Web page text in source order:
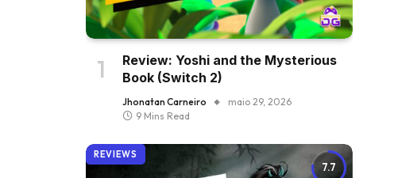
Review: Yoshi and the Mysterious
Book (Switch 2)
Jhonatan Carneiro
maio 29, 2026
9 Mins Read
7.7
REVIEWS